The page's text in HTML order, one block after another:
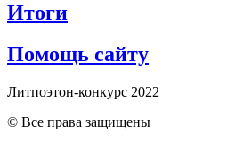
Итоги
Помощь сайту
Литпоэтон-конкурс 2022
© Все права защищены